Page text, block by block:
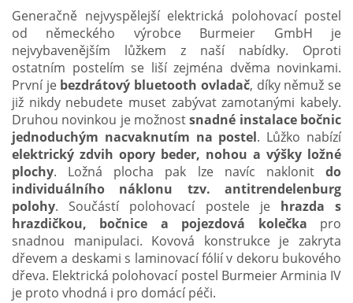
Generačně nejvyspělejší elektrická polohovací postel
od německého výrobce Burmeier GmbH je
nejvybavenějším lůžkem z naší nabídky. Oproti
ostatním postelím se liší zejména dvěma novinkami.
První je bezdrátový bluetooth ovladač, díky němuž se
již nikdy nebudete muset zabývat zamotanými kabely.
Druhou novinkou je možnostsnadné instalace bočnic
jednoduchým nacvaknutím na postel. Lůžko nabízí
elektrický zdvih opory beder, nohou a výšky ložné
plochy. Ložná plocha pak lze navíc naklonit do
individuálního náklonu tzv. antitrendelenburg
polohy. Součástí polohovací postele je hrazda s
hrazdičkou, bočnice a pojezdová kolečka pro
snadnou manipulaci. Kovová konstrukce je zakryta
dřevem a deskami s laminovací fólií v dekoru bukového
dřeva. Elektrická polohovací postel Burmeier Arminia IV
je proto vhodná i pro domácí péči.